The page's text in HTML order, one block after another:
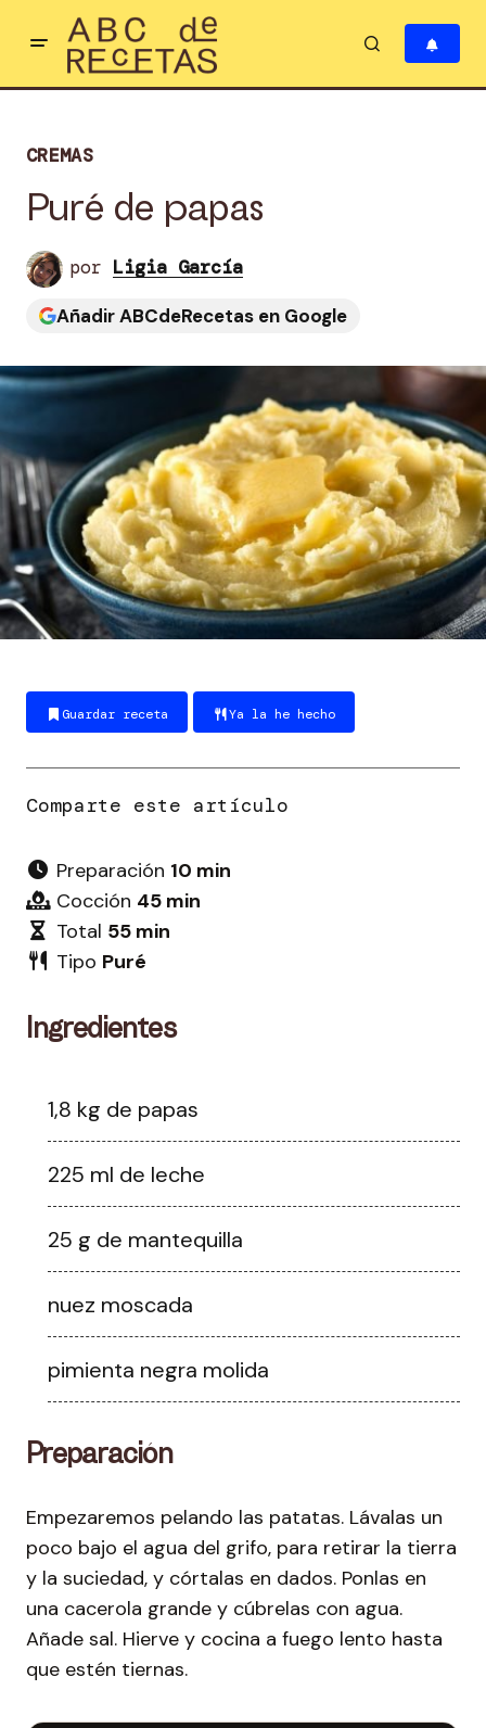
CREMAS
Puré de papas
por Ligia García
Añadir ABCdeRecetas en Google
Guardar receta Ya la he hecho
Preparación 10 min
Cocción 45 min
Total 55 min
Tipo Puré
Ingredientes
1,8 kg de papas
225 ml de leche
25 g de mantequilla
nuez moscada
pimienta negra molida
Preparación
Empezaremos pelando las patatas. Lávalas un
poco bajo el agua del grifo, para retirar la tierra
y la suciedad, y córtalas en dados. Ponlas en
una cacerola grande y cúbrelas con agua.
Añade sal. Hierve y cocina a fuego lento hasta
que estén tiernas.